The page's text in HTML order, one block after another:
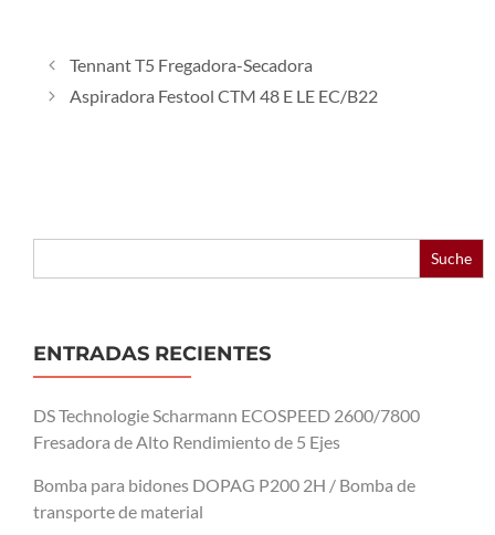
Tennant T5 Fregadora-Secadora
Aspiradora Festool CTM 48 E LE EC/B22
Buscar:
ENTRADAS RECIENTES
DS Technologie Scharmann ECOSPEED 2600/7800
Fresadora de Alto Rendimiento de 5 Ejes
Bomba para bidones DOPAG P200 2H / Bomba de
transporte de material